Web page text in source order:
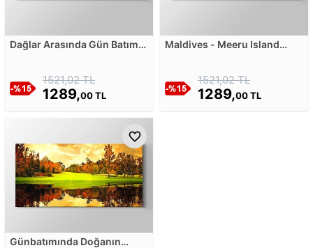
Dağlar Arasında Gün Batımı
1521,02 TL
1289,00 TL
Maldives - Meeru Island
1521,02 TL
1289,00 TL
Günbatımında Doğanın